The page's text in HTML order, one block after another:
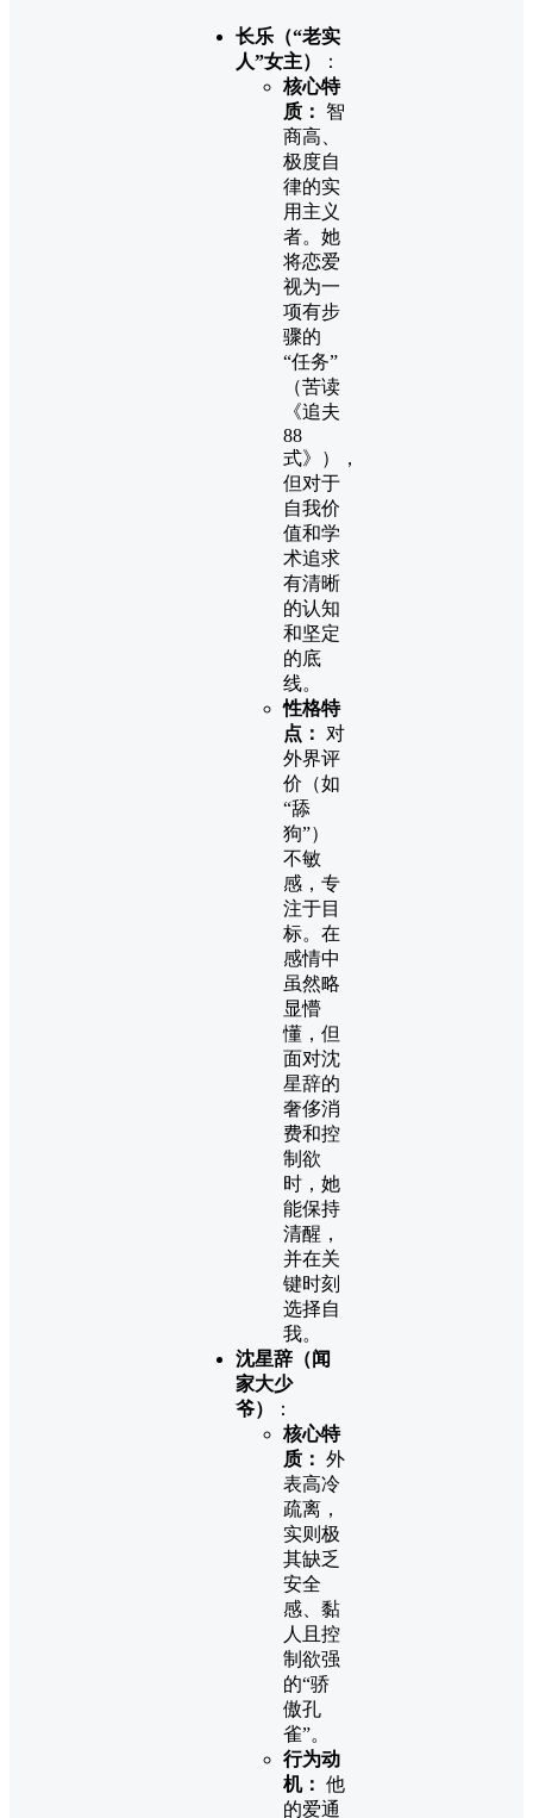
长乐（“老实
人”女主）
：
核心特
质：
智
商高、
极度自
律的实
用主义
者。她
将恋爱
视为一
项有步
骤的
“任务”
（苦读
《追夫
88
式》），
但对于
自我价
值和学
术追求
有清晰
的认知
和坚定
的底
线。
性格特
点：
对
外界评
价（如
“舔
狗”）
不敏
感，专
注于目
标。在
感情中
虽然略
显懵
懂，但
面对沈
星辞的
奢侈消
费和控
制欲
时，她
能保持
清醒，
并在关
键时刻
选择自
我。
沈星辞（闻
家大少
爷）
：
核心特
质： 外
表高冷
疏离，
实则极
其缺乏
安全
感、黏
人且控
制欲强
的“骄
傲孔
雀”。
行为动
机： 他
的爱通